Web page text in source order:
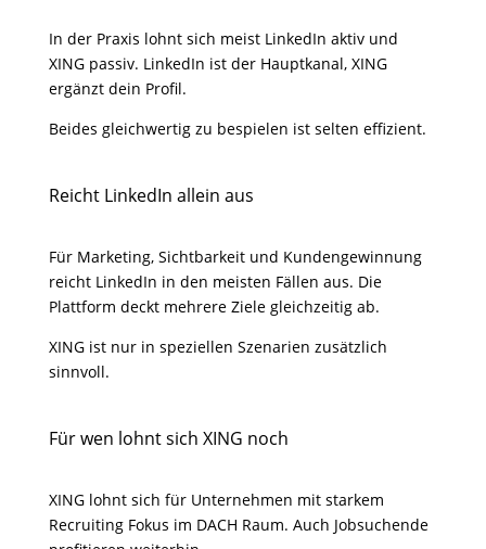
In der Praxis lohnt sich meist LinkedIn aktiv und
XING passiv. LinkedIn ist der Hauptkanal, XING
ergänzt dein Profil.
Beides gleichwertig zu bespielen ist selten effizient.
Reicht LinkedIn allein aus
Für Marketing, Sichtbarkeit und Kundengewinnung
reicht LinkedIn in den meisten Fällen aus. Die
Plattform deckt mehrere Ziele gleichzeitig ab.
XING ist nur in speziellen Szenarien zusätzlich
sinnvoll.
Für wen lohnt sich XING noch
XING lohnt sich für Unternehmen mit starkem
Recruiting Fokus im DACH Raum. Auch Jobsuchende